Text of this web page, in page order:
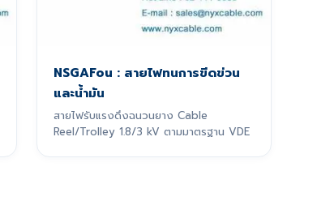
NSGAFou : สายไฟทนการขีดข่วน
และน้ำมัน
สายไฟรับแรงดึงฉนวนยาง Cable
Reel/Trolley 1.8/3 kV ตามมาตรฐาน VDE